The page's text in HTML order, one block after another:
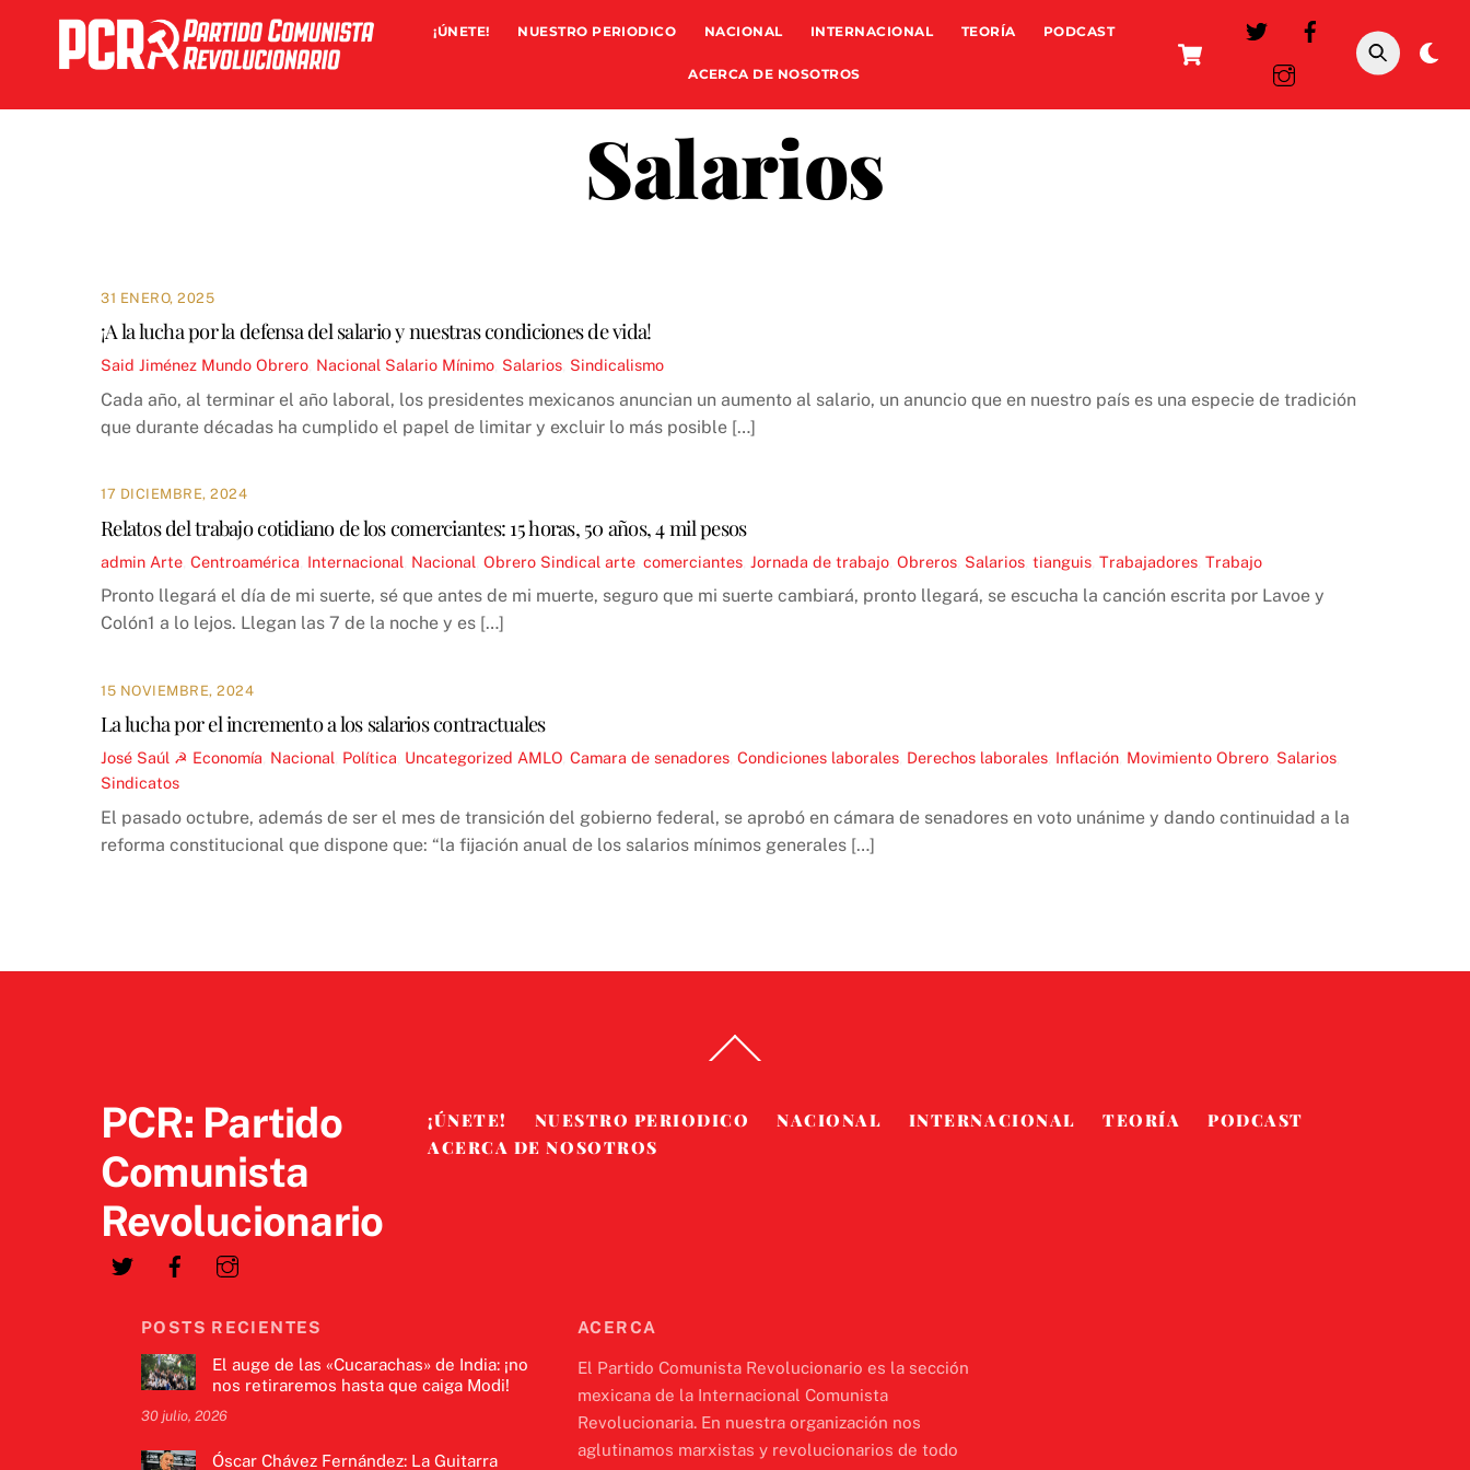
content
Cart
¡ÚNETE! NUESTRO PERIODICO NACIONAL INTERNACIONAL TEORÍA PODCAST
ACERCA DE NOSOTROS
Salarios
31 ENERO, 2025
¡A la lucha por la defensa del salario y nuestras condiciones de vida!
Said Jiménez Mundo Obrero Nacional Salario Mínimo Salarios Sindicalismo
Cada año, al terminar el año laboral, los presidentes mexicanos anuncian un aumento al salario, un anuncio que en nuestro país es una especie de tradición
que durante décadas ha cumplido el papel de limitar y excluir lo más posible […]
17 DICIEMBRE, 2024
Relatos del trabajo cotidiano de los comerciantes: 15 horas, 50 años, 4 mil pesos
admin Arte Centroamérica Internacional Nacional Obrero Sindical arte comerciantes Jornada de trabajo Obreros Salarios tianguis Trabajadores Trabajo
Pronto llegará el día de mi suerte, sé que antes de mi muerte, seguro que mi suerte cambiará, pronto llegará, se escucha la canción escrita por Lavoe y
Colón1 a lo lejos. Llegan las 7 de la noche y es […]
15 NOVIEMBRE, 2024
La lucha por el incremento a los salarios contractuales
José Saúl ☭ Economía Nacional Política Uncategorized AMLO Camara de senadores Condiciones laborales Derechos laborales Inflación Movimiento Obrero Salarios
Sindicatos
El pasado octubre, además de ser el mes de transición del gobierno federal, se aprobó en cámara de senadores en voto unánime y dando continuidad a la
reforma constitucional que dispone que: “la fijación anual de los salarios mínimos generales […]
To
PCR: Partido
Comunista
Revolucionario
¡ÚNETE! NUESTRO PERIODICO NACIONAL INTERNACIONAL TEORÍA
PODCAST
ACERCA DE NOSOTROS
POSTS RECIENTES
El auge de las «Cucarachas» de India: ¡no
nos retiraremos hasta que caiga Modi!
30 julio, 2026
Óscar Chávez Fernández: La Guitarra
ACERCA
El Partido Comunista Revolucionario es la sección
mexicana de la Internacional Comunista
Revolucionaria. En nuestra organización nos
aglutinamos marxistas y revolucionarios de todo